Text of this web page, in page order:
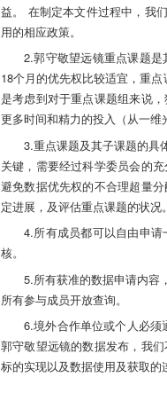
益。 在制定本文件过程中，我
用的相应政策。
2.郭守敬望远镜重点课题
18个月的优先权比较适宜，重
是考虑到对于重点课题组来说
更多时间和精力的投入（从一
3.重点课题及其子课题的具
关键，需要经过科学委员会的
避免数据优先权的不合理超量
定进展，及评估重点课题的状况
4.所有成员都可以自由申
核。
5.所有获准的数据申请内容
所有参与成员开放查询。
6.境外合作单位或个人必
郭守敬望远镜的数据发布，我
标的实现以及数据使用及获取